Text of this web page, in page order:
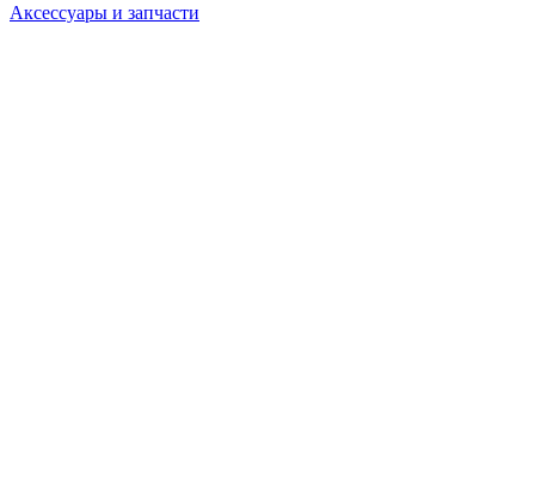
Аксессуары и запчасти